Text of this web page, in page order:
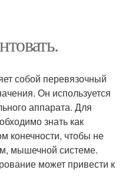
собой перевязочный
Он используется
аппарата. Для
знать как
конечности, чтобы не
мышечной системе.
может привести к